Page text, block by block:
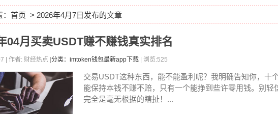
首页 > 2026年4月7日发布的文章
04月买卖USDT赚不赚钱真实排名
| 作者: 财经热点 | 分类：imtoken钱包最新app下载 | 浏览:525
交易USDT这种东西，能不能盈利呢？我明确告知你，十
能保持本钱不赚不赔，只有一个能挣到些许零用钱。别轻
完全是毫无根据的瞎扯！...